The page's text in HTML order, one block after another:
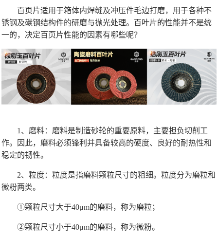
百页片适用于箱体内焊缝及冲压件毛边打磨，用于各种不
锈钢及碳钢结构件的研磨与抛光处理。 百叶片的性能并不是统
一的，决定百页片性能的因素有哪些呢？
1、磨料：磨料是制造砂轮的重要原料，主要担负切削工
作。因此，磨料必须锋利并具备较高的硬度、良好的耐热性和
稳定的韧性。
2、粒度：粒度是指磨料颗粒尺寸的粗细。粒度分为磨粒和
微粉两类。
①颗粒尺寸大于40μm的磨料，称为磨粒；
②颗粒尺寸小于40μm的磨料，称为微粉。